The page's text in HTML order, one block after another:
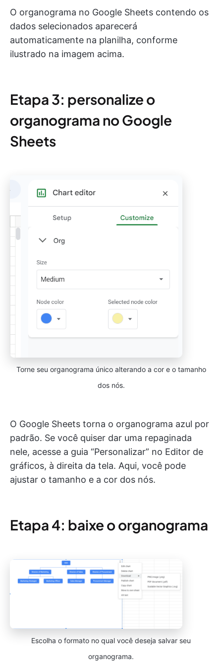
O organograma no Google Sheets contendo os
dados selecionados aparecerá
automaticamente na planilha, conforme
ilustrado na imagem acima.
Etapa 3: personalize o
organograma no Google
Sheets
Torne seu organograma único alterando a cor e o tamanho
dos nós.
O Google Sheets torna o organograma azul por
padrão. Se você quiser dar uma repaginada
nele, acesse a guia “Personalizar” no Editor de
gráficos, à direita da tela. Aqui, você pode
ajustar o tamanho e a cor dos nós.
Etapa 4: baixe o organograma
Escolha o formato no qual você deseja salvar seu
organograma.